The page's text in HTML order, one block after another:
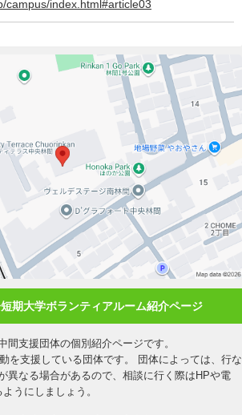
campus/index.html#article03
期大学ボランティアルーム紹介ページ
間支援団体の個別紹介ページです。
を支援している団体です。 団体によっては、行な
異なる場合があるので、相談に行く際はHPや電
うにしましょう。